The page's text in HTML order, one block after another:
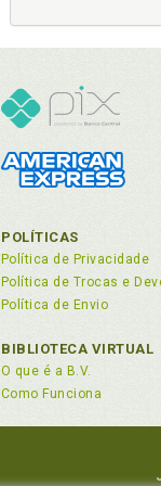
Biotecnologia, p. 47
Boa-fé, p. 48
Bons costumes, p.
Busca, p. 49
Caráter distintivo, p.
Carta patente, p. 51
Censura, p. 51
Certificado de
Cessão na
Cessão no direito
POLÍTICAS
Política de Privacidade
Política de Trocas e
Política de Envio
BIBLIOTECA VIRTUAL
O que é a B.V.
Como Funciona